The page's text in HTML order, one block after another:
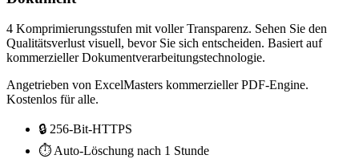
4 Komprimierungsstufen mit voller Transparenz. Sehen Sie den
Qualitätsverlust visuell, bevor Sie sich entscheiden. Basiert auf
kommerzieller Dokumentverarbeitungstechnologie.
Angetrieben von ExcelMasters kommerzieller PDF-Engine.
Kostenlos für alle.
🔒 256-Bit-HTTPS
⏱ Auto-Löschung nach 1 Stunde